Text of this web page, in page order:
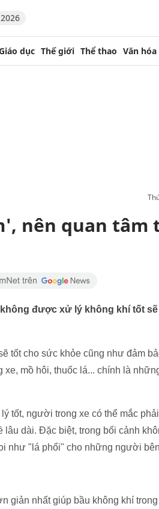
dục Thế giới Thể thao Văn
nên quan tâm
được xử lý không khí tốt
tốt cho sức khỏe cũng như đảm
mồ hôi, thuốc lá... chính là
tốt, người trong xe có thể mắc
dài. Đặc biệt, trong bối cảnh
như "lá phổi" cho những người
giản nhất giúp bầu không khí